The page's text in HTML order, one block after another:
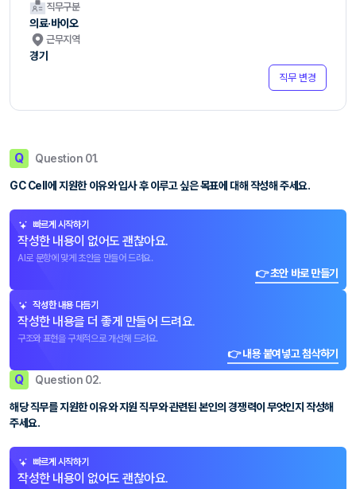
직무구분
의료·바이오
근무지역
경기
직무 변경
Q Question 01.
GC Cell에 지원한 이유와 입사 후 이루고 싶은 목표에 대해 작성해 주세요.
빠르게 시작하기
작성한 내용이 없어도 괜찮아요.
AI로 문항에 맞게 초안을 만들어 드려요.
👉 초안 바로 만들기
작성한 내용 다듬기
작성한 내용을 더 좋게 만들어 드려요.
구조와 표현을 구체적으로 개선해 드려요.
👉 내용 붙여넣고 첨삭하기
Q Question 02.
해당 직무를 지원한 이유와 지원 직무와 관련된 본인의 경쟁력이 무엇인지 작성해
주세요.
빠르게 시작하기
작성한 내용이 없어도 괜찮아요.